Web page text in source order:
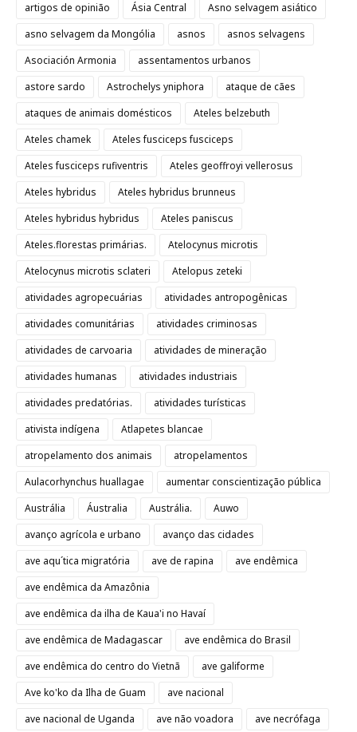
artigos de opinião
Ásia Central
Asno selvagem asiático
asno selvagem da Mongólia
asnos
asnos selvagens
Asociación Armonia
assentamentos urbanos
astore sardo
Astrochelys yniphora
ataque de cães
ataques de animais domésticos
Ateles belzebuth
Ateles chamek
Ateles fusciceps fusciceps
Ateles fusciceps rufiventris
Ateles geoffroyi vellerosus
Ateles hybridus
Ateles hybridus brunneus
Ateles hybridus hybridus
Ateles paniscus
Ateles.florestas primárias.
Atelocynus microtis
Atelocynus microtis sclateri
Atelopus zeteki
atividades agropecuárias
atividades antropogênicas
atividades comunitárias
atividades criminosas
atividades de carvoaria
atividades de mineração
atividades humanas
atividades industriais
atividades predatórias.
atividades turísticas
ativista indígena
Atlapetes blancae
atropelamento dos animais
atropelamentos
Aulacorhynchus huallagae
aumentar conscientização pública
Austrália
Áustralia Austrália.
Auwo
avanço agrícola e urbano
avanço das cidades
ave aqu´tica migratória
ave de rapina
ave endêmica
ave endêmica da Amazônia
ave endêmica da ilha de Kaua'i no Havaí
ave endêmica de Madagascar
ave endêmica do Brasil
ave endêmica do centro do Vietnã
ave galiforme
Ave ko'ko da Ilha de Guam
ave nacional
ave nacional de Uganda
ave não voadora
ave necrófaga